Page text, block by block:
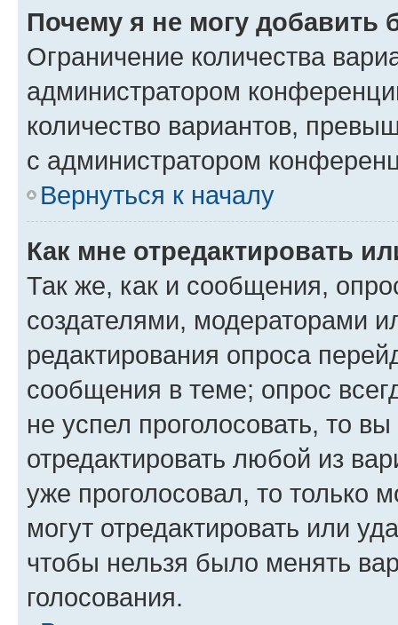
Почему я не могу добавить
Ограничение количества
администратором
количество вариантов,
с администратором
Вернуться к началу
Как мне отредактировать
Так же, как и сообщения,
создателями, модераторами
редактирования опроса
сообщения в теме; опрос
не успел проголосовать, то
отредактировать любой из
уже проголосовал, то только
могут отредактировать или
чтобы нельзя было менять
голосования.